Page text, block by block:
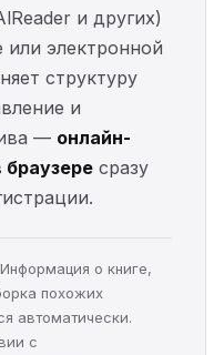
и других)
электронной
структуру
и
— онлайн-
браузере сразу
о книге,
похожих
автоматически.
с